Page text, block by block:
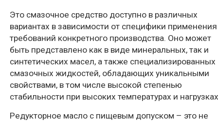
Это смазочное средство доступно в различных
вариантах в зависимости от специфики
требований конкретного производства. Оно может
быть представлено как в виде минеральных, так и
синтетических масел, а также специализированных
смазочных жидкостей, обладающих уникальными
свойствами, в том числе высокой степенью
стабильности при высоких температурах и
Редукторное масло с пищевым допуском – это не